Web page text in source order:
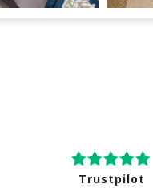
Trustpilot